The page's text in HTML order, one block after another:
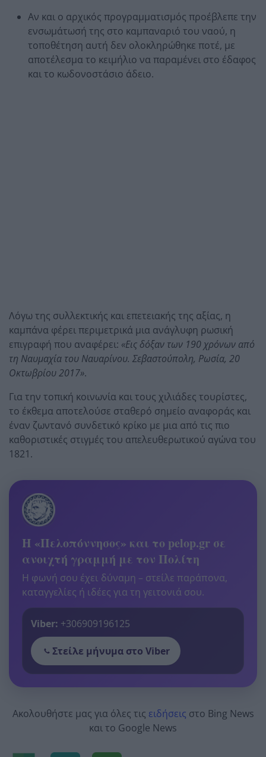
Αν και ο αρχικός προγραμματισμός προέβλεπε την
ενσωμάτωσή της στο καμπαναριό του ναού, η
τοποθέτηση αυτή δεν ολοκληρώθηκε ποτέ, με
αποτέλεσμα το κειμήλιο να παραμένει στο έδαφος
και το κωδονοστάσιο άδειο.
Λόγω της συλλεκτικής και επετειακής της αξίας, η
καμπάνα φέρει περιμετρικά μια ανάγλυφη ρωσική
επιγραφή που αναφέρει: «Εις δόξαν των 190 χρόνων από
τη Ναυμαχία του Ναυαρίνου. Σεβαστούπολη, Ρωσία, 20
Οκτωβρίου 2017».
Για την τοπική κοινωνία και τους χιλιάδες τουρίστες,
το έκθεμα αποτελούσε σταθερό σημείο αναφοράς και
έναν ζωντανό συνδετικό κρίκο με μια από τις πιο
καθοριστικές στιγμές του απελευθερωτικού αγώνα του
1821.
Η «Πελοπόννησος» και το pelop.gr σε
ανοιχτή γραμμή με τον Πολίτη
Η φωνή σου έχει δύναμη – στείλε παράπονα,
καταγγελίες ή ιδέες για τη γειτονιά σου.
Viber: +306909196125
Στείλε μήνυμα στο Viber
Ακολουθήστε μας για όλες τις ειδήσεις στο Bing News
και το Google News